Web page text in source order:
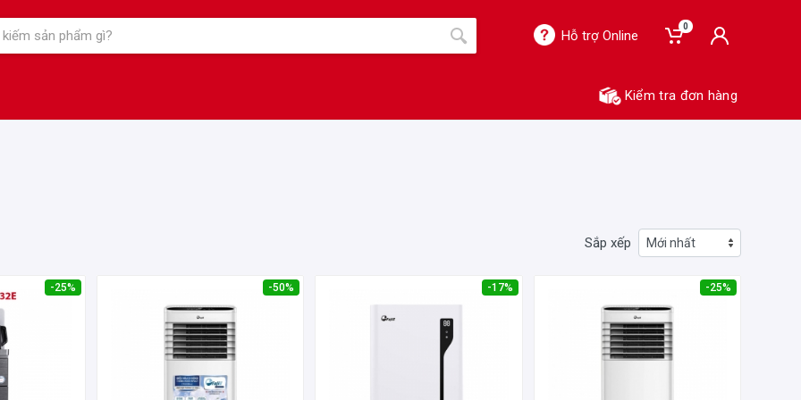
Hỗ trợ Online
0
Kiểm tra đơn hàng
Sắp xếp
-25% -50% -17% -25%